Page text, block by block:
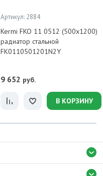
Артикул: 2884
Kermi FKO 11 0512 (500x1200)
радиатор стальной
FK0110501201N2Y
9 652 руб.
В КОРЗИНУ